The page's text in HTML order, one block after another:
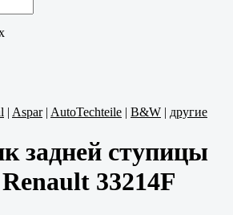
| Aspar| AutoTechteile | B&W | другие
задней ступицы
33214F